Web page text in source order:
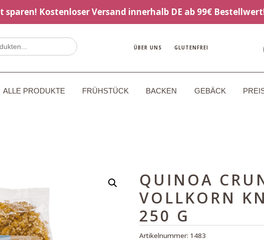
sparen! Kostenloser Versand innerhalb DE ab 99€
ÜBER UNS GLUTENFREI
ALLE PRODUKTE FRÜHSTÜCK BACKEN GEBÄCK
QUINOA
VOLLKORN
250 G
Artikelnummer: 1483